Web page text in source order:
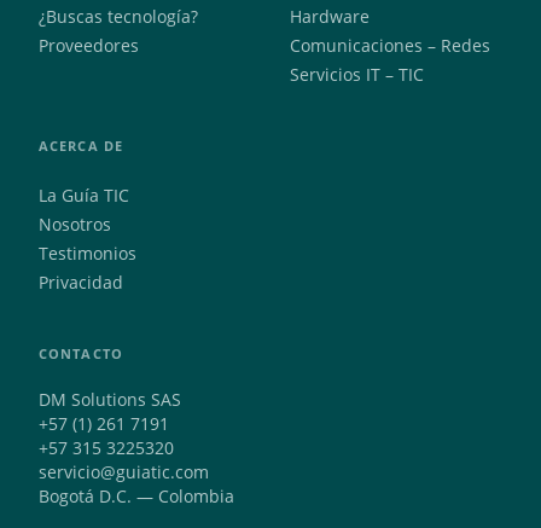
¿Buscas tecnología?
Proveedores
Hardware
Comunicaciones – Redes
Servicios IT – TIC
ACERCA DE
La Guía TIC
Nosotros
Testimonios
Privacidad
CONTACTO
DM Solutions SAS
+57 (1) 261 7191
+57 315 3225320
servicio@guiatic.com
Bogotá D.C. — Colombia